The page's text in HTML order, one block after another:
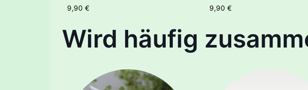
9,90 € 9,90 €
Wird häufig